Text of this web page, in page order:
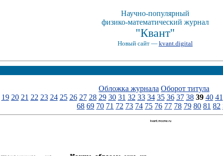
Научно-популярный
физико-математический журнал
"Квант"
Новый сайт — kvant.digital
Обложка журнала Оборот титула
19 20 21 22 23 24 25 26 27 28 29 30 31 32 33 34 35 36 37 38 39 40 41
68 69 70 71 72 73 74 75 76 77 78 79 80 81 82